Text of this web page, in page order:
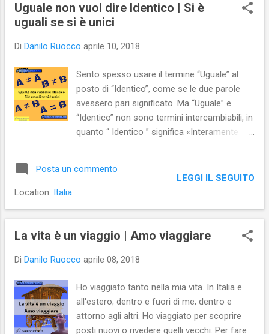
Uguale non vuol dire Identico | Si è
uguali se si è unici
Di Danilo Ruocco aprile 10, 2018
Sento spesso usare il termine “Uguale” al
posto di “Identico”, come se le due parole
avessero pari significato. Ma “Uguale” e
“Identico” non sono termini intercambiabili, in
quanto “ Identico ” significa «Interamente
linguaggio giuridico, “copia conforme
da un improprio uso linguistico della logica
matematica per la quale se A = A e B = B,
= (uguale) e ≠ (diverso), graficamente,
ossia uguale al 100% e ciò che non-è-
identico (≠) , ossia diverso completamente o
solo in parte. Ma, nei fatti, pur A differendo
Posta un commento
Location: Italia
LEGGI IL SEGUITO
La vita è un viaggio | Amo viaggiare
Di Danilo Ruocco aprile 08, 2018
Ho viaggiato tanto nella mia vita. In Italia e
all'estero; dentro e fuori di me; dentro e
attorno agli altri. Ho viaggiato per scoprire
posti nuovi o rivedere quelli vecchi. Per fare